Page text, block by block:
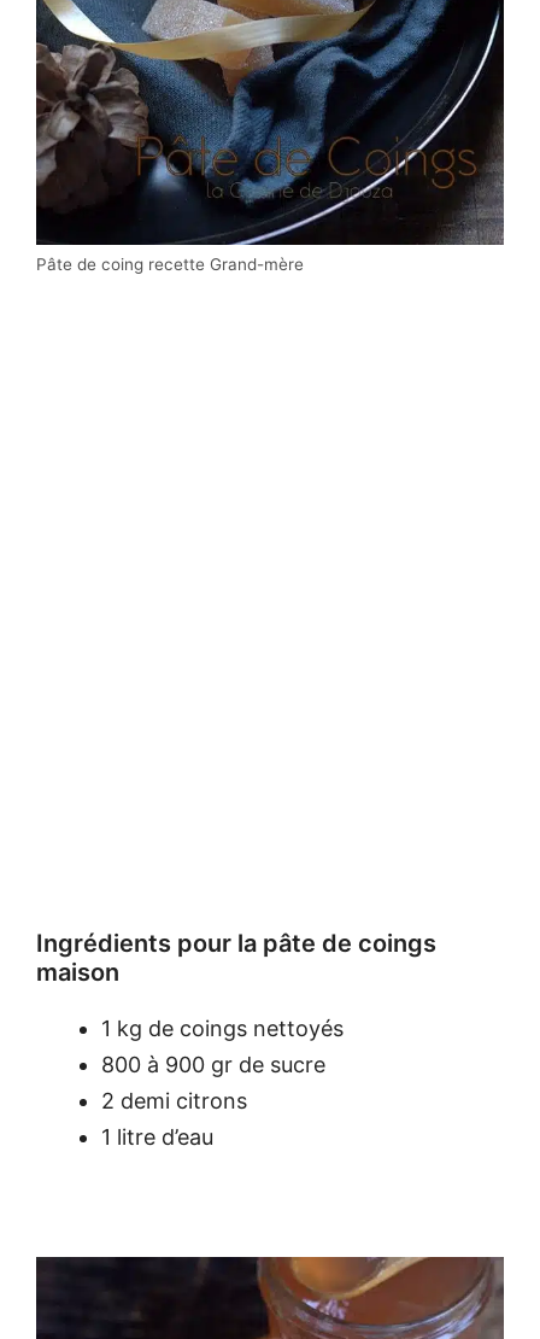
Pâte de coing recette Grand-mère
Ingrédients pour la pâte de coings
maison
1 kg de coings nettoyés
800 à 900 gr de sucre
2 demi citrons
1 litre d’eau